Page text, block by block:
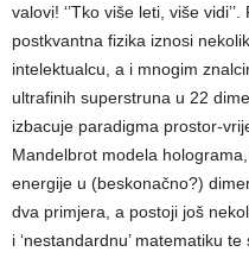
valovi! ‘’Tko više leti, više
postkvantna fizika iznosi
intelektualcu, a i mnogim
ultrafinih superstruna u 22
izbacuje paradigma prostor-
Mandelbrot modela
energije u (beskonačno?)
dva primjera, a postoji još
i ‘nestandardnu’ matematiku